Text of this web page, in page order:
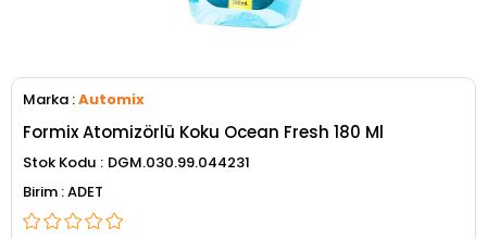
Marka :Automix
Formix Atomizörlü Koku Ocean Fresh 180 Ml
Stok Kodu
DGM.030.99.044231
ADET